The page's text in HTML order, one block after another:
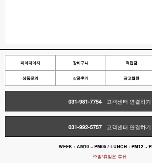
마이페이지 장바구니 적립금
상품문의 상품후기 광고협찬
031-981-7754 고객센터 연결하기
031-992-5757 고객센터 연결하기
WEEK : AM10 ~ PM06 / LUNCH : PM12 ~
주말/휴일은 휴뮤